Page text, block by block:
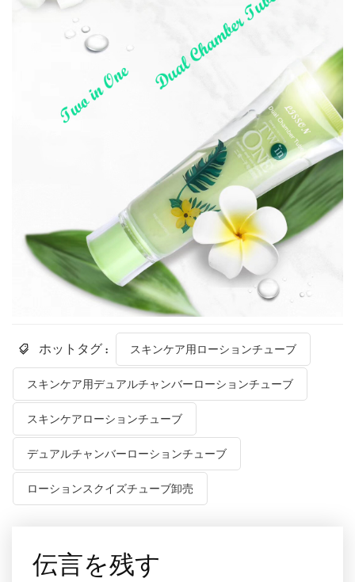
ホットタグ : スキンケア用ローションチューブ
スキンケア用デュアルチャンバーローションチューブ
スキンケアローションチューブ
デュアルチャンバーローションチューブ
ローションスクイズチューブ卸売
伝言を残す